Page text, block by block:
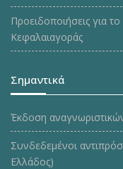
Προειδοποιήσεις για
Κεφαλαιαγοράς
Σημαντικά
Έκδοση
Συνδεδεμένοι
Ελλάδος)